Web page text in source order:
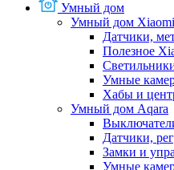
Умный дом
Умный дом Xiaomi
Датчики,
Полезное
Умные
Хабы и
Умный дом Aqara
Датчики,
Замки и
Умные